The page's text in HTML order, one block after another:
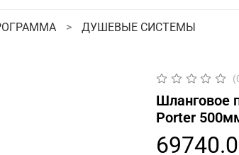
ДУШЕВЫЕ СИСТЕМЫ
Шланговое
Porter